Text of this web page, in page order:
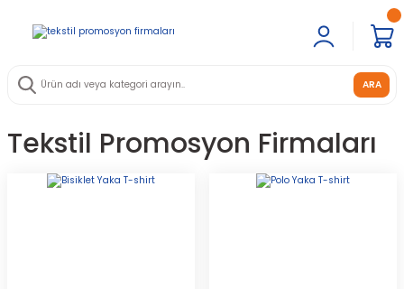
ARA
Tekstil Promosyon Firmaları